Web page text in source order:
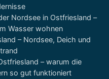
Nordsee in Ostfriesland –
Wasser wohnen
– Nordsee, Deich und
– warum die
so gut funktioniert